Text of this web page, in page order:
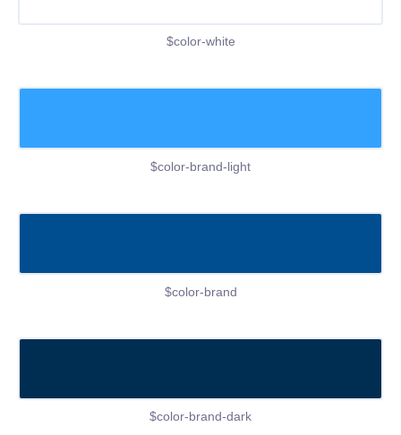
$color-white
$color-brand-light
$color-brand
$color-brand-dark